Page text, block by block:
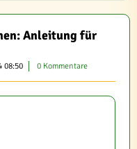
Anleitung für
08:50 0 Kommentare